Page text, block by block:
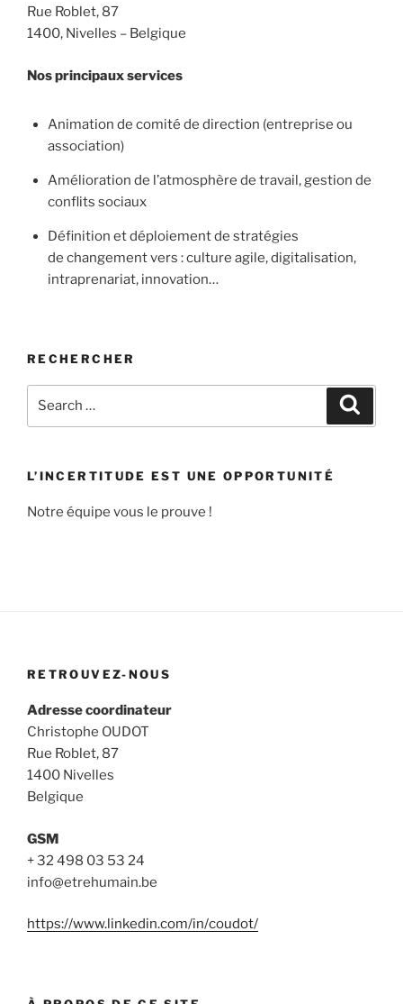
Rue Roblet, 87
1400, Nivelles – Belgique
Nos principaux services
Animation de comité de direction (entreprise ou
association)
Amélioration de l’atmosphère de travail, gestion de
conflits sociaux
Définition et déploiement de stratégies
de changement vers : culture agile, digitalisation,
intraprenariat, innovation…
RECHERCHER
L’INCERTITUDE EST UNE OPPORTUNITÉ
Notre équipe vous le prouve !
RETROUVEZ-NOUS
Adresse coordinateur
Christophe OUDOT
Rue Roblet, 87
1400 Nivelles
Belgique
GSM
+ 32 498 03 53 24
info@etrehumain.be
https://www.linkedin.com/in/coudot/